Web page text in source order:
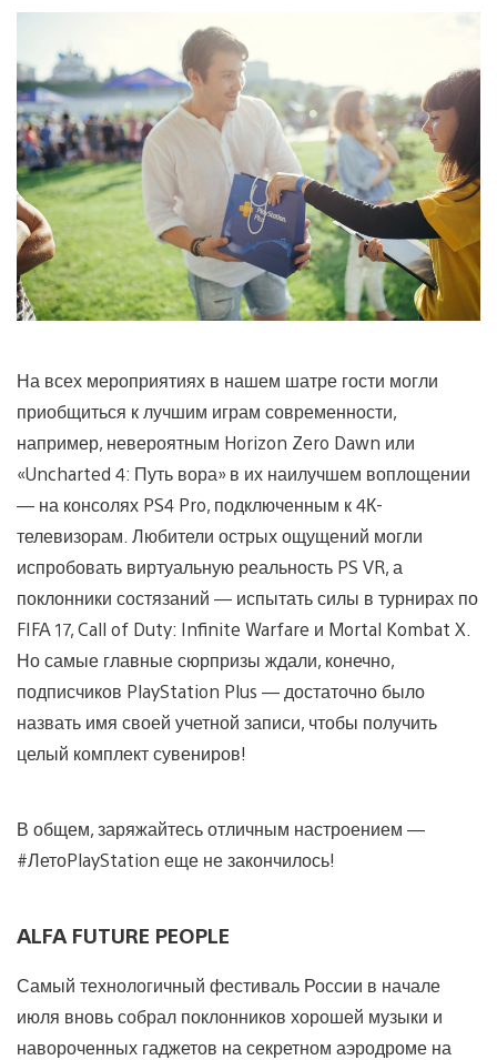
На всех мероприятиях в нашем шатре гости могли
приобщиться к лучшим играм современности,
например, невероятным Horizon Zero Dawn или
«Uncharted 4: Путь вора» в их наилучшем воплощении
— на консолях PS4 Pro, подключенным к 4К-
телевизорам. Любители острых ощущений могли
испробовать виртуальную реальность PS VR, а
поклонники состязаний — испытать силы в турнирах по
FIFA 17, Call of Duty: Infinite Warfare и Mortal Kombat X.
Но самые главные сюрпризы ждали, конечно,
подписчиков PlayStation Plus — достаточно было
назвать имя своей учетной записи, чтобы получить
целый комплект сувениров!
В общем, заряжайтесь отличным настроением —
#ЛетоPlayStation еще не закончилось!
ALFA FUTURE PEOPLE
Самый технологичный фестиваль России в начале
июля вновь собрал поклонников хорошей музыки и
навороченных гаджетов на секретном аэродроме на